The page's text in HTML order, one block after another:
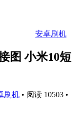
安卓刷机
图 小米10短
刷机 • 阅读 10503 •